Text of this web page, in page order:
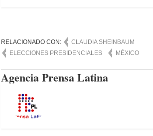
RELACIONADO CON:
CLAUDIA SHEINBAUM
ELECCIONES PRESIDENCIALES
MÉXICO
Agencia Prensa Latina